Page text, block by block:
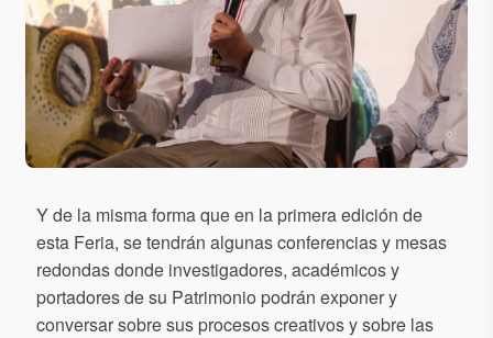
Y de la misma forma que en la primera edición de
esta Feria, se tendrán algunas conferencias y mesas
redondas donde investigadores, académicos y
portadores de su Patrimonio podrán exponer y
conversar sobre sus procesos creativos y sobre las